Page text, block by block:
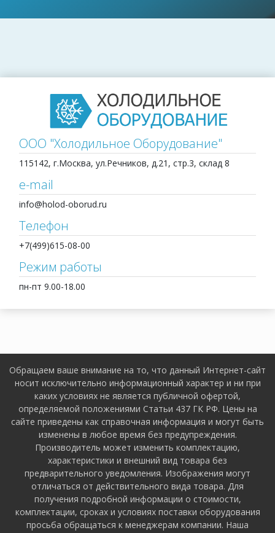
ООО "Холодильное Оборудование"
115142, г.Москва, ул.Речников, д.21, стр.3, склад 8
e-mail
info@holod-oborud.ru
Телефон
+7(499)615-08-00
Режим работы
пн-пт 9.00-18.00
Обращаем ваше внимание на то, что данный Интернет-сайт
носит исключительно информационный характер и ни при
каких условиях не является публичной офертой,
определяемой положениями Статьи 437 ГК РФ. Цены на
сайте приведены как справочная информация и могут быть
изменены в любое время без предупреждения.
Производитель может изменить комплектацию,
характеристики и внешний вид товара без
предварительного уведомления. Изображения могут
отличаться от действительного вида товара. Для
получения подробной информации о стоимости,
комплектации, сроках и условиях поставки оборудования
просьба обращаться к менеджерам компании. Наша